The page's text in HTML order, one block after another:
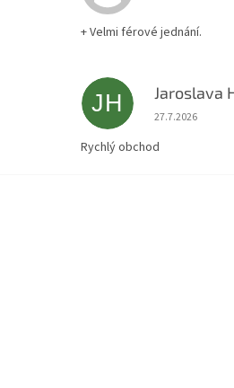
+ Velmi férové jednání.
JH Jaroslava
Hodnocení
27.7.2026
Rychlý obchod